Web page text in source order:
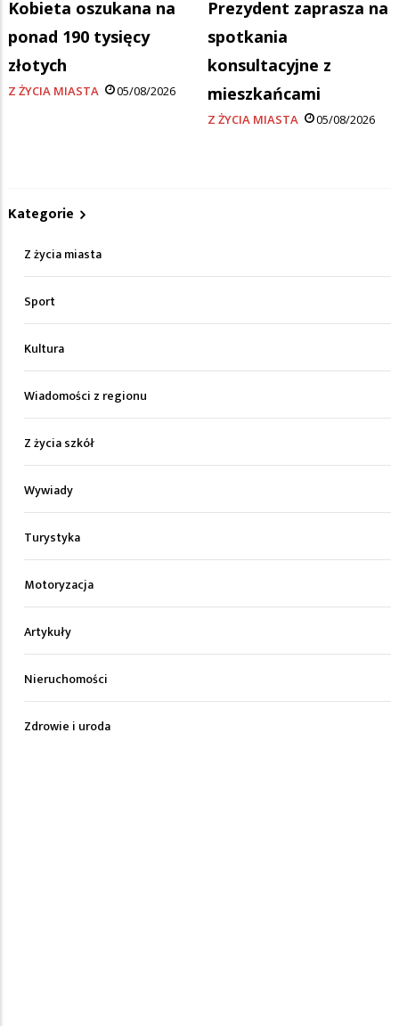
Kobieta oszukana na
ponad 190 tysięcy
złotych
Z ŻYCIA MIASTA 05/08/2026
Prezydent zaprasza na
spotkania
konsultacyjne z
mieszkańcami
Z ŻYCIA MIASTA 05/08/2026
Kategorie
Z życia miasta
Sport
Kultura
Wiadomości z regionu
Z życia szkół
Wywiady
Turystyka
Motoryzacja
Artykuły
Nieruchomości
Zdrowie i uroda